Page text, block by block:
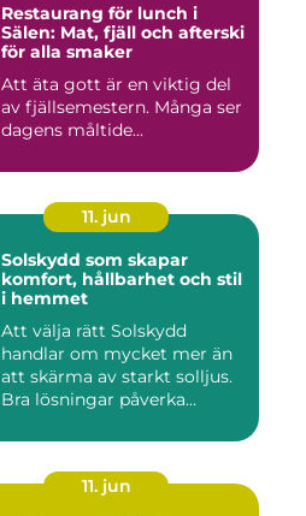
Restaurang för lunch i
Sälen: Mat, fjäll och afterski
för alla smaker
Att äta gott är en viktig del
av fjällsemestern. Många ser
dagens måltide...
11. jun
Solskydd som skapar
komfort, hållbarhet och stil
i hemmet
Att välja rätt Solskydd
handlar om mycket mer än
att skärma av starkt solljus.
Bra lösningar påverka...
11. jun